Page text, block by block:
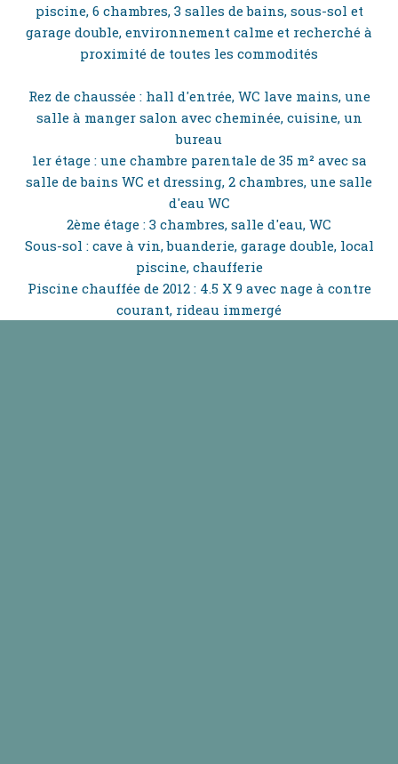
piscine, 6 chambres, 3 salles de bains, sous-sol et
garage double, environnement calme et recherché à
proximité de toutes les commodités
Rez de chaussée : hall d'entrée, WC lave mains, une
salle à manger salon avec cheminée, cuisine, un
bureau
1er étage : une chambre parentale de 35 m² avec sa
salle de bains WC et dressing, 2 chambres, une salle
d'eau WC
2ème étage : 3 chambres, salle d'eau, WC
Sous-sol : cave à vin, buanderie, garage double, local
piscine, chaufferie
Piscine chauffée de 2012 : 4.5 X 9 avec nage à contre
courant, rideau immergé